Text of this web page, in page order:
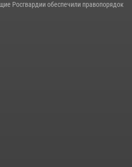
Росгвардии обеспечили правопорядок